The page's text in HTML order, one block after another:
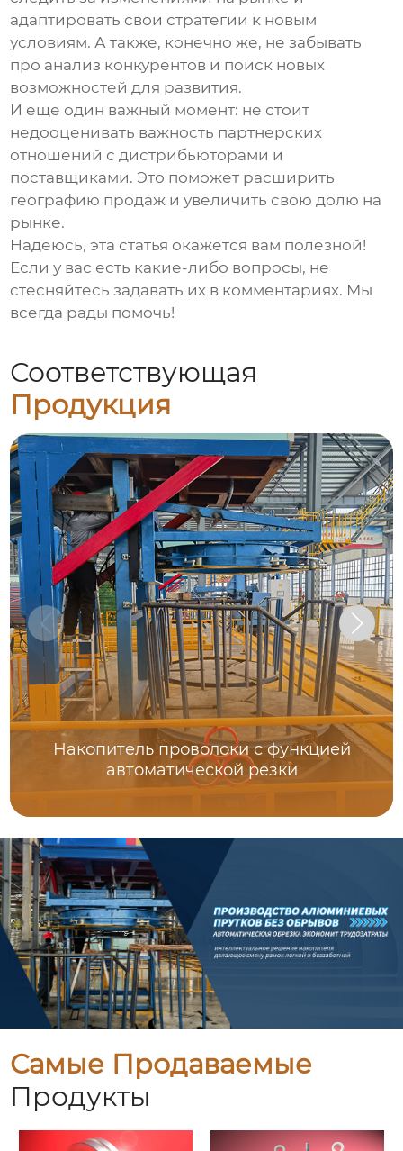
адаптировать свои стратегии к новым
условиям. А также, конечно же, не забывать
про анализ конкурентов и поиск новых
возможностей для развития.
И еще один важный момент: не стоит
недооценивать важность партнерских
отношений с дистрибьюторами и
поставщиками. Это поможет расширить
географию продаж и увеличить свою долю на
рынке.
Надеюсь, эта статья окажется вам полезной!
Если у вас есть какие-либо вопросы, не
стесняйтесь задавать их в комментариях. Мы
всегда рады помочь!
Соответствующая
Продукция
Накопитель проволоки с функцией
автоматической резки
Самые Продаваемые
Продукты